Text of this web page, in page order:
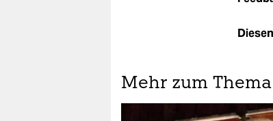
Mehr zum Thema